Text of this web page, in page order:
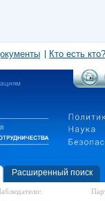
Кто есть кто?
Расширенный поиск